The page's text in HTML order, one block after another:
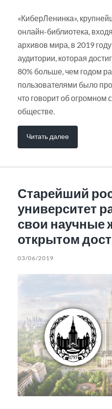
«КиберЛенинка»,
онлайн-библиотека,
архивов мира, в 2019
аудитории, которая
80% больше, чем годом
пользователями было
что говорит об огромном
обществе.
Читать далее
Старейший
университет
свои научные
открытом
03/06/2019